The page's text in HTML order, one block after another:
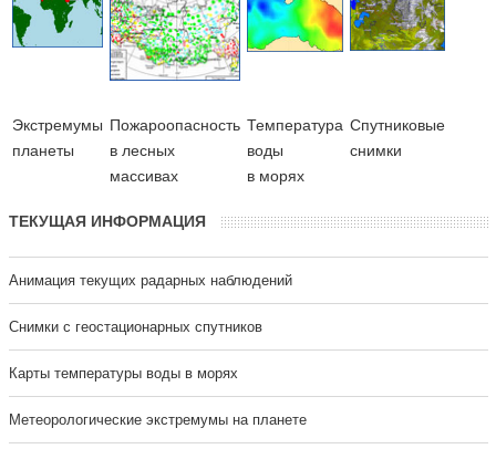
Экстремумы
планеты
Пожароопасность
в лесных
массивах
Температура
воды
в морях
Cпутниковые
снимки
ТЕКУЩАЯ ИНФОРМАЦИЯ
Анимация текущих радарных наблюдений
Cнимки с геостационарных спутников
Карты температуры воды в морях
Метеорологические экстремумы на планете